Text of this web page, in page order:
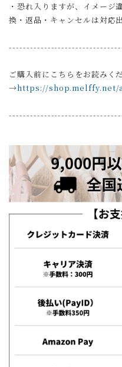
・恐れ入りますが、イメージ
換・返品・キャンセルは対応
ご購入前にこちらをお読みく
→https://shop.melffy.net/